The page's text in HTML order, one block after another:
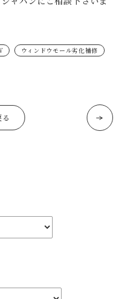
ウィンドウモール劣化補修